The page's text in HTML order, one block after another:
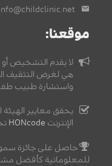
موقعنا:
لا يقدم التشخيص أو
هي لغرض التثقيف
واستشارة طبيب
يحقق معايير الهيئة
الإنترنت HONcode
حاصل على جائزة سمو
للمعلوماتية كأفضل